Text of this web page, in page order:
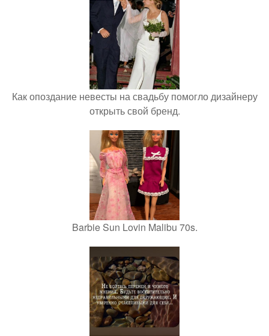
Как опоздание невесты на свадьбу помогло дизайнеру
открыть свой бренд.
Barbie Sun Lovin Malibu 70s.